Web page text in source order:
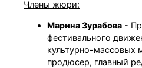
Члены жюри:
Марина Зурабова -
фестивального
культурно-массовых
продюсер, главный